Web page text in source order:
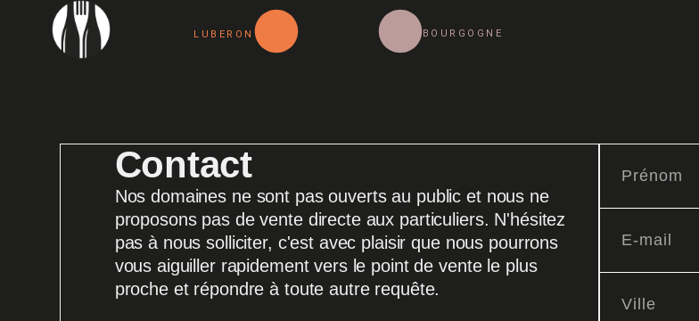
LUBERON BOURGOGNE
Contact
Nos domaines ne sont pas ouverts au public et nous ne
proposons pas de vente directe aux particuliers. N'hésitez
pas à nous solliciter, c'est avec plaisir que nous pourrons
vous aiguiller rapidement vers le point de vente le plus
proche et répondre à toute autre requête.